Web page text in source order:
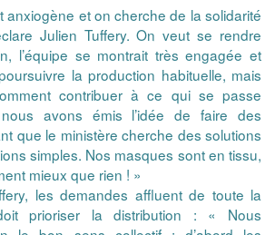
anxiogène et on cherche de la solidarité
Julien Tuffery. On veut se rendre
l’équipe se montrait très engagée et
la production habituelle, mais
contribuer à ce qui se passe
nous avons émis l’idée de faire des
que le ministère cherche des solutions
simples. Nos masques sont en tissu,
mieux que rien ! »
les demandes affluent de toute la
prioriser la distribution : « Nous